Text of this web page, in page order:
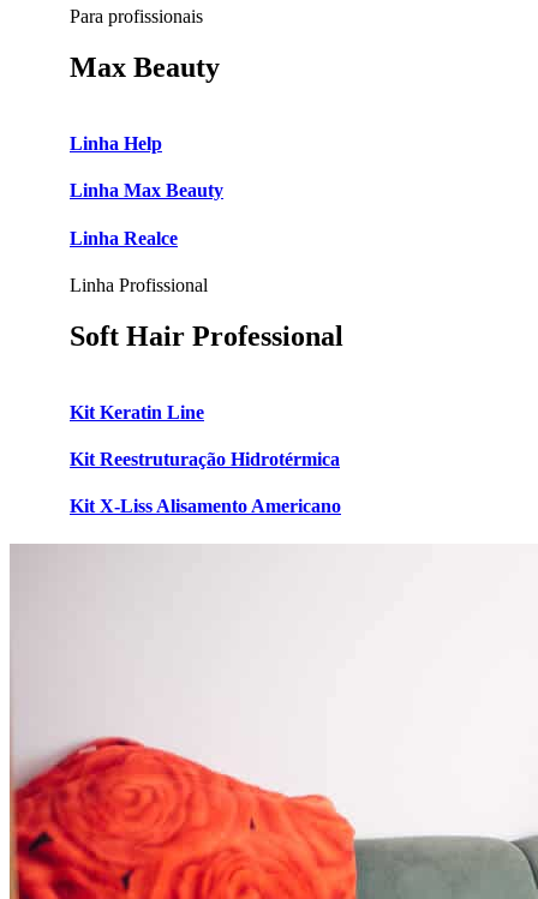
Para profissionais
Max Beauty
Linha Help
Linha Max Beauty
Linha Realce
Linha Profissional
Soft Hair Professional
Kit Keratin Line
Kit Reestruturação Hidrotérmica
Kit X-Liss Alisamento Americano